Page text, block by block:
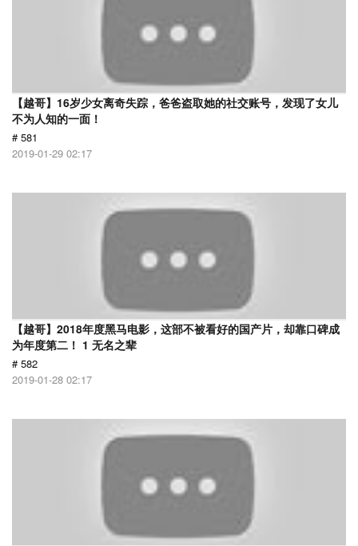
【越哥】16岁少女离奇失踪，爸爸盗取她的社交账号，发现了女儿
不为人知的一面！
# 581
2019-01-29 02:17
【越哥】2018年度黑马电影，这部不被看好的国产片，却靠口碑成
为年度第二！ 1 无名之辈
# 582
2019-01-28 02:17